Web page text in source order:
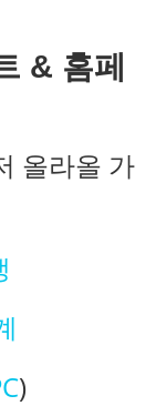
& 홈페
올라올 가
)